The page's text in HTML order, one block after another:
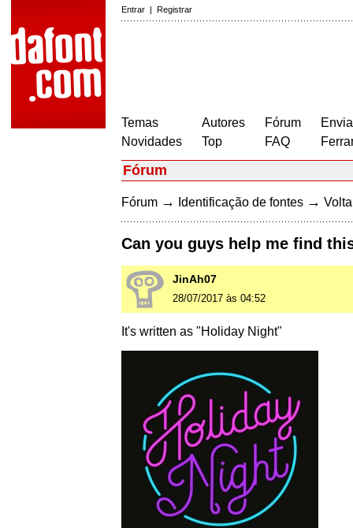
Entrar | Registrar
Temas
Novidades
Autores
Top
Fórum
FAQ
Fórum
Fórum → Identificação de fontes →
Can you guys help me find
JinAh07
28/07/2017 às 04:52
It's written as "Holiday Night"